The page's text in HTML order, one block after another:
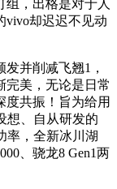
组，出格是对于人
vivo却迟迟不见动
并削减飞翘1，
完美，无论是日常
度共振！旨为给用
想、自从研发的
率，全新冰川湖
、骁龙8 Gen1两